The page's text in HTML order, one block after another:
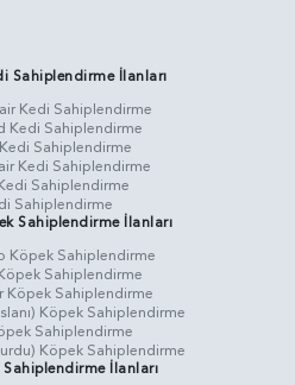
Sahiplendirme İlanları
Kedi Sahiplendirme
Kedi Sahiplendirme
Sahiplendirme
Kedi Sahiplendirme
Sahiplendirme
Sahiplendirme
Sahiplendirme İlanları
Köpek Sahiplendirme
Sahiplendirme
Köpek Sahiplendirme
Köpek Sahiplendirme
Sahiplendirme
Köpek Sahiplendirme
İlanları